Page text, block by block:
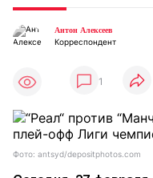
Антон Алексеев
Корреспондент
1
Фото: antsyd/depositphotos.com